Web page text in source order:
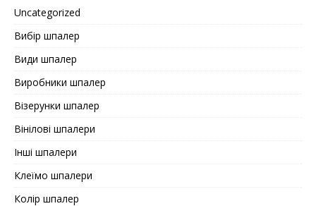
Uncategorized
Вибір шпалер
Види шпалер
Виробники шпалер
Візерунки шпалер
Вінілові шпалери
Інші шпалери
Клеїмо шпалери
Колір шпалер